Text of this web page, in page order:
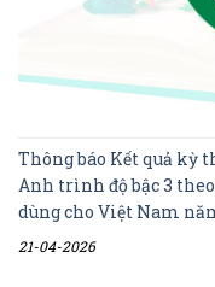
Thông báo Kết quả kỳ
Anh trình độ bậc 3
dùng cho Việt Nam
21-04-2026